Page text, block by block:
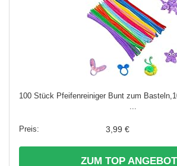
100 Stück Pfeifenreiniger Bunt zum
...
3,99 €
ZUM TOP